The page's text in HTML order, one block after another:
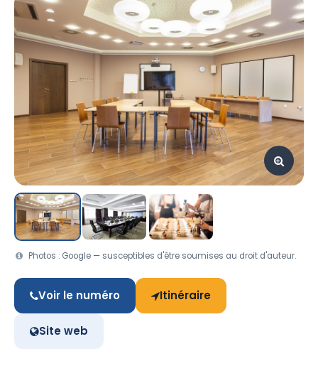
Photos : Google — susceptibles d'être soumises au droit d'auteur.
Voir le numéro Itinéraire
Site web